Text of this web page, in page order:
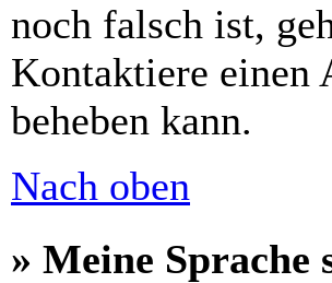
noch falsch ist,
Kontaktiere einen
beheben kann.
Nach oben
» Meine Sprache